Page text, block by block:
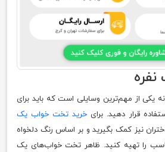
یکی از مهم‌ترین وسایلی است که باید برای
قرار دهید. برای خرید تخت خواب یک
نیز کمک بگیرید و بر اساس رنگ دلخواه
را تهیه کنید. ظاهر تخت خواب‌های یک